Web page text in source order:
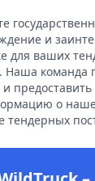
и
для ваших
Наша команда
предоставить
о
тендерных